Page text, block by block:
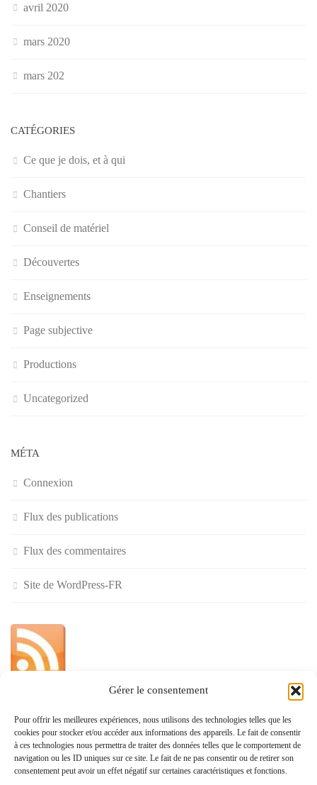
Gérer le consentement
Pour offrir les meilleures expériences, nous utilisons des technologies telles que les
cookies pour stocker et/ou accéder aux informations des appareils. Le fait de consentir
à ces technologies nous permettra de traiter des données telles que le comportement de
navigation ou les ID uniques sur ce site. Le fait de ne pas consentir ou de retirer son
consentement peut avoir un effet négatif sur certaines caractéristiques et fonctions.
avril 2020
mars 2020
mars 202
CATÉGORIES
Ce que je dois, et à qui
Chantiers
Conseil de matériel
Découvertes
Enseignements
Page subjective
Productions
Uncategorized
MÉTA
Connexion
Flux des publications
Flux des commentaires
Site de WordPress-FR
»
Politique de confidentialité